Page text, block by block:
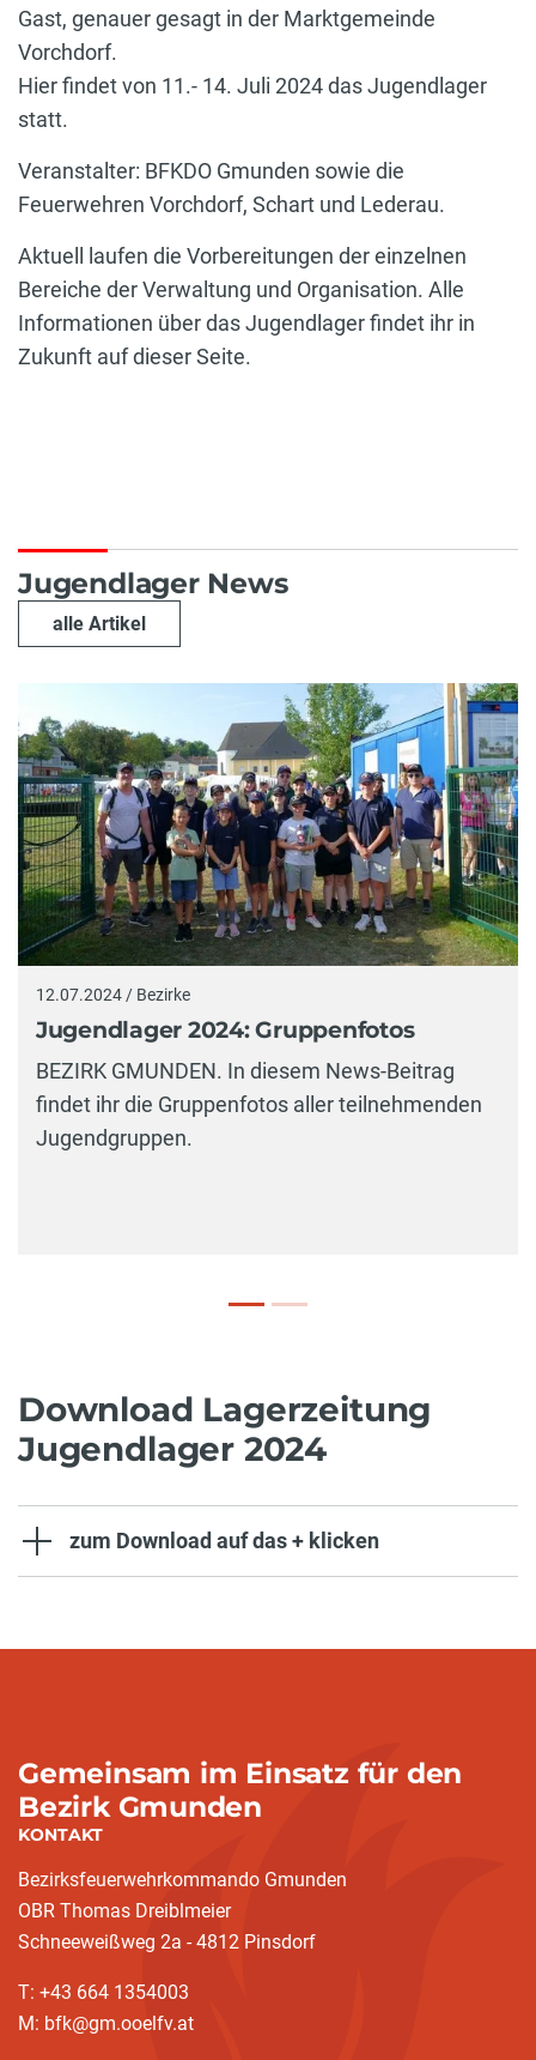
Gast, genauer gesagt in der Marktgemeinde
Vorchdorf.
Hier findet von 11.- 14. Juli 2024 das Jugendlager
statt.
Veranstalter: BFKDO Gmunden sowie die
Feuerwehren Vorchdorf, Schart und Lederau.
Aktuell laufen die Vorbereitungen der einzelnen
Bereiche der Verwaltung und Organisation. Alle
Informationen über das Jugendlager findet ihr in
Zukunft auf dieser Seite.
Jugendlager News
alle Artikel
12.07.2024 / Bezirke
Jugendlager 2024: Gruppenfotos
BEZIRK GMUNDEN. In diesem News-Beitrag
findet ihr die Gruppenfotos aller teilnehmenden
Jugendgruppen.
Download Lagerzeitung
Jugendlager 2024
zum Download auf das + klicken
Gemeinsam im Einsatz für den
Bezirk Gmunden
KONTAKT
Bezirksfeuerwehrkommando Gmunden
OBR Thomas Dreiblmeier
Schneeweißweg 2a - 4812 Pinsdorf
T: +43 664 1354003
M: bfk@gm.ooelfv.at